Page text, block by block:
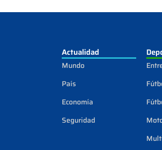
Actualidad
Mundo
País
Economía
Seguridad